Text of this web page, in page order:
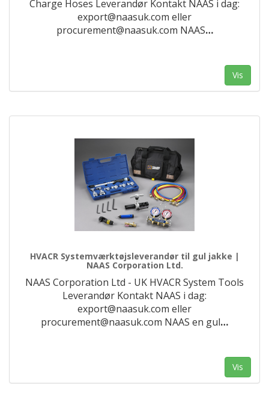
Charge Hoses Leverandør Kontakt NAAS i dag:
export@naasuk.com eller
procurement@naasuk.com NAAS…
Vis
HVACR Systemværktøjsleverandør til gul jakke |
NAAS Corporation Ltd.
NAAS Corporation Ltd - UK HVACR System Tools
Leverandør Kontakt NAAS i dag:
export@naasuk.com eller
procurement@naasuk.com NAAS en gul…
Vis